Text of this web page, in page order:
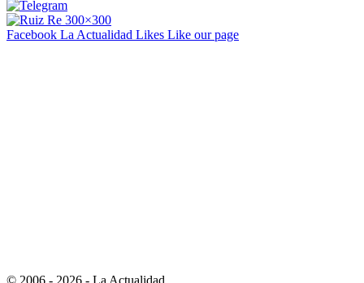
Facebook La Actualidad Likes Like our page
© 2006 - 2026 - La Actualidad.